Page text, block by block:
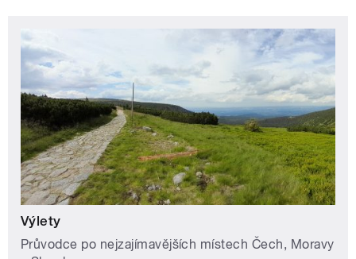
Výlety
Průvodce po nejzajímavějších místech Čech, Moravy